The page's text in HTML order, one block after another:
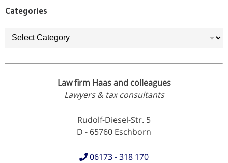
Categories
Categories
Law firm Haas and colleagues
Lawyers & tax consultants
Rudolf-Diesel-Str. 5
D - 65760 Eschborn
06173 - 318 170